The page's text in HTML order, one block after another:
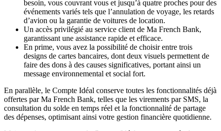
besoin, vous couvrant vous et jusqu’à quatre proches pour des
événements variés tels que l’annulation de voyage, les retards
d’avion ou la garantie de voitures de location.
Un accès privilégié au service client de Ma French Bank,
garantissant une assistance rapide et efficace.
En prime, vous avez la possibilité de choisir entre trois
designs de cartes bancaires, dont deux visuels permettent de
faire des dons à des causes significatives, portant ainsi un
message environnemental et social fort.
En parallèle, le Compte Idéal conserve toutes les fonctionnalités déjà
offertes par Ma French Bank, telles que les virements par SMS, la
consultation du solde en temps réel et la fonctionnalité de partage
des dépenses, optimisant ainsi votre gestion financière quotidienne.